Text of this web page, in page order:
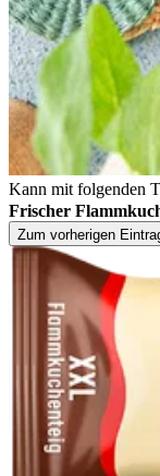
Kann mit folgenden
Frischer
Zum vorherigen